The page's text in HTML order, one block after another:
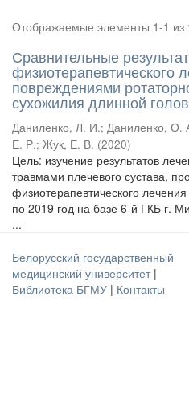
Отображаемые элементы 1-1 из
Сравнительные
физиотерапевтического
повреждениями
сухожилия длинной
Даниленко, Л. И.; Даниленко, О.
Е. Р.; Жук, Е. В. (2020)
Цель: изучение результатов
травмами плечевого сустава,
физиотерапевтического
по 2019 год на базе 6-й ГКБ г.
...
Белорусский государственный
медицинский университет |
Библиотека БГМУ | Контакты